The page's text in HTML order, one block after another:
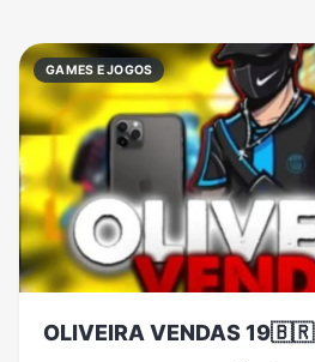
Notícias Outros
Receitas Redes Sociais
GAMES E JOGOS
OLIVEIRA VENDAS 19🇧🇷